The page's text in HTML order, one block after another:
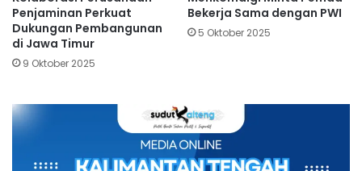
Penjaminan Perkuat
Dukungan Pembangunan
di Jawa Timur
9 Oktober 2025
Bekerja Sama dengan PWI
5 Oktober 2025